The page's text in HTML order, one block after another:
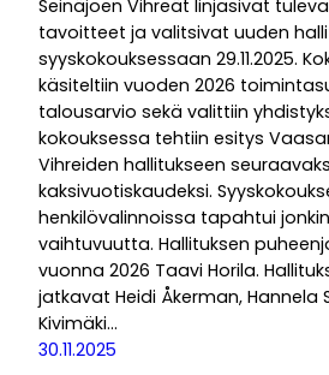
Seinäjoen Vihreät linjasivat
tavoitteet ja valitsivat uuden
syyskokouksessaan 29.11.2025.
käsiteltiin vuoden 2026
talousarvio sekä valittiin
kokouksessa tehtiin esitys
Vihreiden hallitukseen
kaksivuotiskaudeksi.
henkilövalinnoissa tapahtui
vaihtuvuutta. Hallituksen
vuonna 2026 Taavi Horila.
jatkavat Heidi Åkerman, Hannela
Kivimäki…
30.11.2025